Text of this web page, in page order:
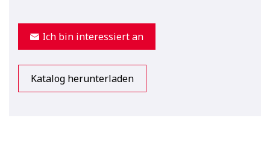
Ich bin interessiert an
Katalog herunterladen